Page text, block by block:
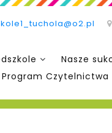
Nasze
Czytelnictwa